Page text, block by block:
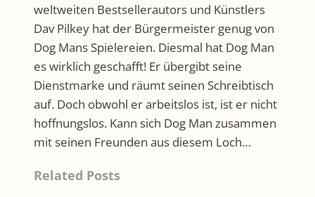
weltweiten Bestsellerautors und Künstlers
Dav Pilkey hat der Bürgermeister genug von
Dog Mans Spielereien. Diesmal hat Dog Man
es wirklich geschafft! Er übergibt seine
Dienstmarke und räumt seinen Schreibtisch
auf. Doch obwohl er arbeitslos ist, ist er nicht
hoffnungslos. Kann sich Dog Man zusammen
mit seinen Freunden aus diesem Loch…
Related Posts